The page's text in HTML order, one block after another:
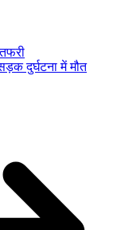
दुर्घटना में मौत